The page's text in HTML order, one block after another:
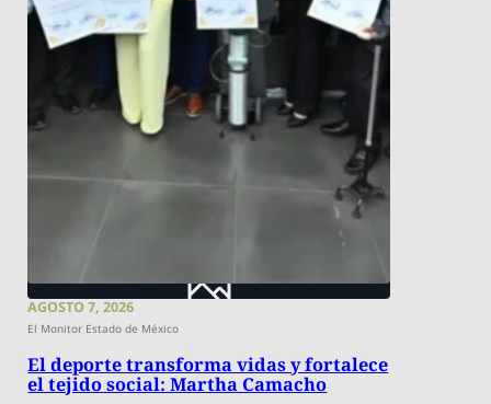
AGOSTO 7, 2026
El Monitor Estado de México
El deporte transforma vidas y fortalece
el tejido social: Martha Camacho